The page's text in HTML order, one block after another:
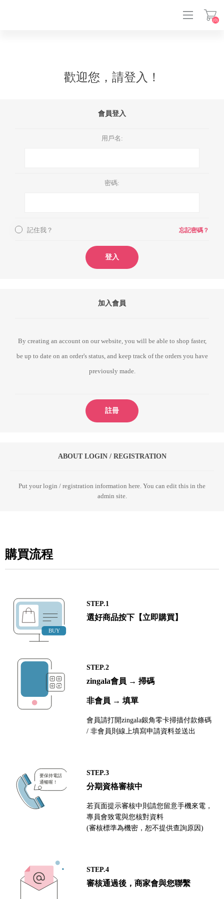
(0)
歡迎您，請登入！
會員登入
用戶名:
密碼:
記住我？ 忘記密碼？
登入
加入會員
By creating an account on our website, you will be able to shop faster,
be up to date on an order's status, and keep track of the orders you have
previously made.
註冊
ABOUT LOGIN / REGISTRATION
Put your login / registration information here. You can edit this in the
admin site.
購買流程
STEP.1
選好商品按下【立即購買】
STEP.2
zingala會員 → 掃碼
非會員 → 填單
會員請打開zingala銀角零卡掃描付款條碼
/ 非會員則線上填寫申請資料並送出
STEP.3
分期資格審核中
若頁面提示審核中則請您留意手機來電，
專員會致電與您核對資料
(審核標準為機密，恕不提供查詢原因)
STEP.4
審核通過後，商家會與您聯繫